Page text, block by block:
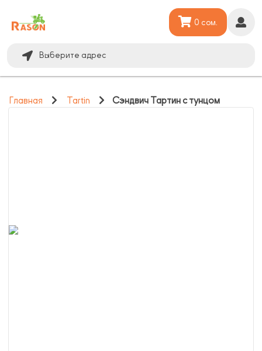
Выберите адрес
0 сом.
Главная Tartin Сэндвич Тартин с тунцом